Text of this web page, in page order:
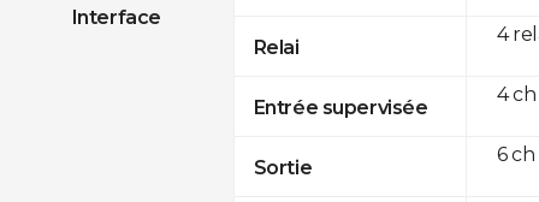
Interface
Relai
Entrée supervisée
Sortie
4
4 ch
6 ch